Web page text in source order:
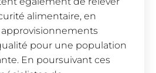
alimentaire, en
pour une population
En poursuivant ces